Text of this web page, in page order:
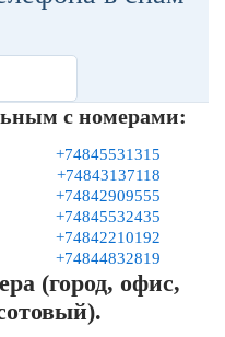
с номерами:
+74845531315
+74843137118
+74842909555
+74845532435
+74842210192
+74844832819
(город, офис,